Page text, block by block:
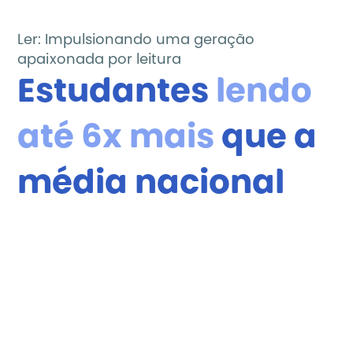
Ler: Impulsionando uma geração
apaixonada por leitura
Estudantes lendo
até 6x mais que a
média nacional